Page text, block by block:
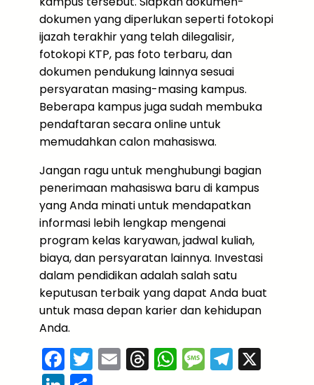
dokumen yang diperlukan seperti fotokopi
ijazah terakhir yang telah dilegalisir,
fotokopi KTP, pas foto terbaru, dan
dokumen pendukung lainnya sesuai
persyaratan masing-masing kampus.
Beberapa kampus juga sudah membuka
pendaftaran secara online untuk
memudahkan calon mahasiswa.
Jangan ragu untuk menghubungi bagian
penerimaan mahasiswa baru di kampus
yang Anda minati untuk mendapatkan
informasi lebih lengkap mengenai
program kelas karyawan, jadwal kuliah,
biaya, dan persyaratan lainnya. Investasi
dalam pendidikan adalah salah satu
keputusan terbaik yang dapat Anda buat
untuk masa depan karier dan kehidupan
Anda.
F T E T W M T